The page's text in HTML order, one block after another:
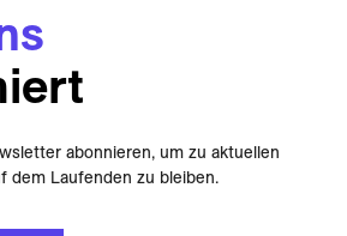
abonnieren, um zu aktuellen
dem Laufenden zu bleiben.